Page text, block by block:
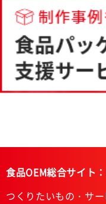
食品OEM総合サイト
つくりたいもの・サ